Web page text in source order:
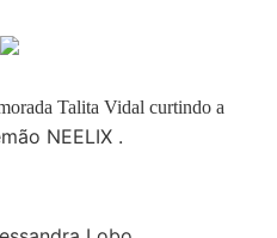
Talita Vidal curtindo a
NEELIX .